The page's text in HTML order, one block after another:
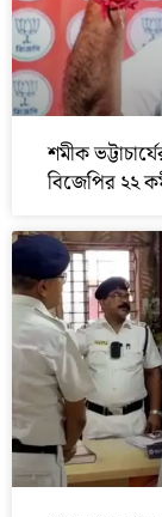
শমীক
বিজেপির ২২